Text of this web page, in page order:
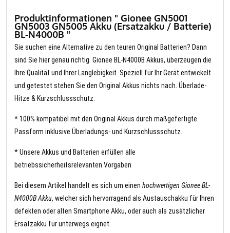
Produktinformationen " Gionee GN5001
GN5003 GN5005 Akku (Ersatzakku / Batterie)
BL-N4000B "
Sie suchen eine Alternative zu den teuren Original Batterien? Dann
sind Sie hier genau richtig. Gionee BL-N4000B Akkus, überzeugen die
Ihre Qualität und Ihrer Langlebigkeit. Speziell für Ihr Gerät entwickelt
und getestet stehen Sie den Original Akkus nichts nach. Überlade-
Hitze & Kurzschlussschutz.
* 100% kompatibel mit den Original Akkus durch maßgefertigte
Passform inklusive Überladungs- und Kurzschlussschutz.
* Unsere Akkus und Batterien erfüllen alle
betriebssicherheitsrelevanten Vorgaben
Bei diesem Artikel handelt es sich um einen hochwertigen Gionee BL-
N4000B Akku, welcher sich hervorragend als Austauschakku für Ihren
defekten oder alten Smartphone Akku, oder auch als zusätzlicher
Ersatzakku für unterwegs eignet.